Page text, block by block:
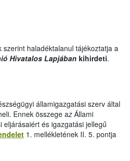
haladéktalanul tájékoztatja a
Hivatalos Lapjábankihirdeti.
államigazgatási szerv által
Ennek összege azÁllami
eljárásaiért és igazgatási jellegű
1. mellékletének II. 5. pontja